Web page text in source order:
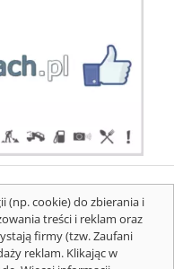
o cookies
(np. cookie) do zbierania i
treści i reklam oraz
firmy (tzw. Zaufani
reklam. Klikając w